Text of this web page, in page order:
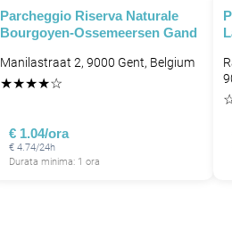
Parcheggio Riserva Naturale
Bourgoyen-Ossemeersen Gand
Manilastraat 2, 9000 Gent, Belgium
★★★★☆
€ 1.04/ora
€ 4.74/24h
Durata minima: 1 ora